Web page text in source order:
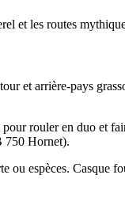
et les routes
et arrière-pays
rouler en duo et
750 Hornet).
ou espèces. Casque